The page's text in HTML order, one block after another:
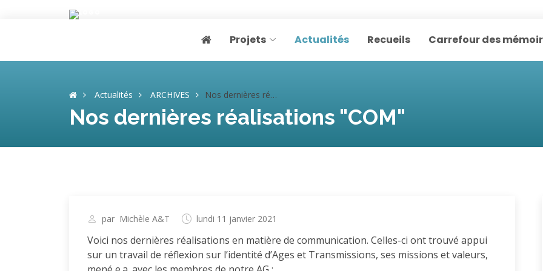
Page home
Projets Actualités Recueils Carrefour des
Actualités ARCHIVES Nos dernières réalisations "COM"
Nos dernières réalisations "COM"
par Michèle A&T lundi 11 janvier 2021
Voici nos dernières réalisations en matière de communication. Celles-ci ont trouvé appui
sur un travail de réflexion sur l’identité d’Ages et Transmissions, ses missions et valeurs,